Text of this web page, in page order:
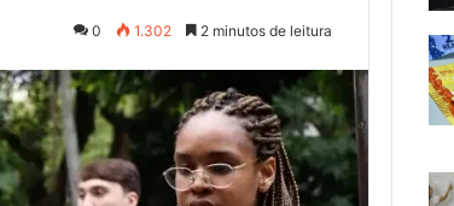
0 1.302 2 minutos de leitura